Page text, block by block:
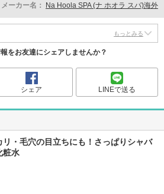
メーカー名： Na Hoola SPA (ナ ホオラ スパ)海外
もっとみる
をお友達にシェアしませんか？
シェア LINEで送る
リ・毛穴の目立ちにも！さっぱりシャバ
粧水